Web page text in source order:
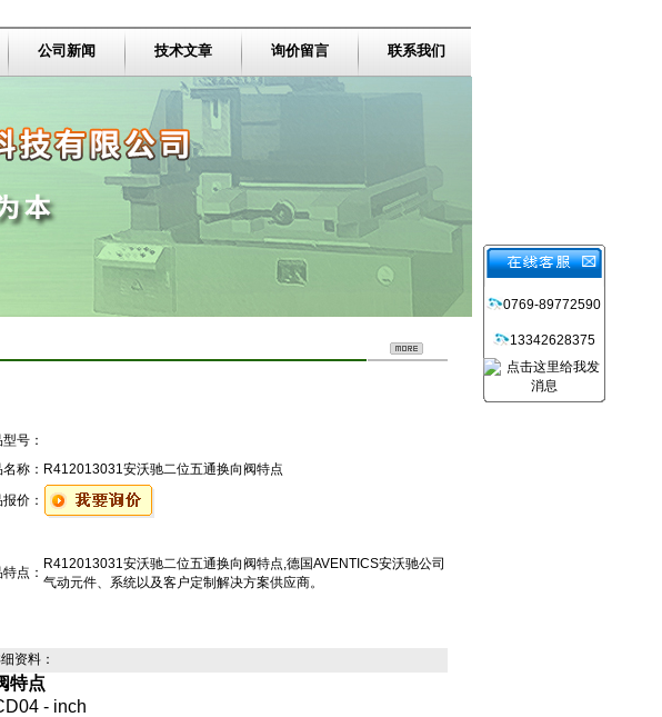
公司新闻 技术文章 询价留言 联系我们
号：
称： R412013031安沃驰二位五通换向阀特点
价：
点：
R412013031安沃驰二位五通换向阀特点,德国AVENTICS安沃驰公司
气动元件、系统以及客户定制解决方案供应商。
资料：
特点
- inch
0769-89772590
13342628375